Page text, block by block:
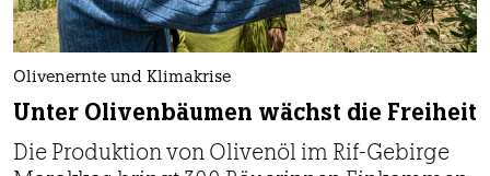
Olivenernte und Klimakrise
Unter Olivenbäumen wächst die Freiheit
Die Produktion von Olivenöl im Rif-Gebirge